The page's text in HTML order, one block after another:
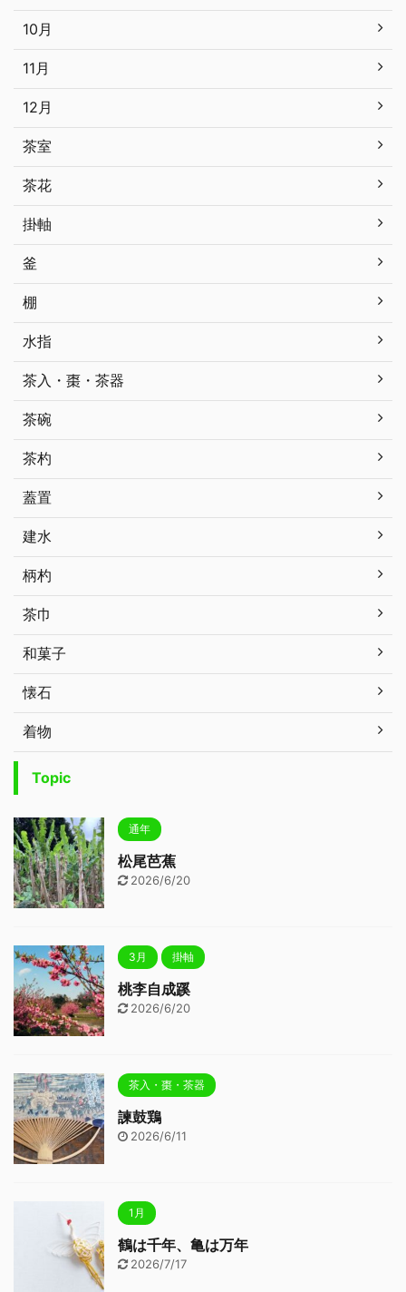
10月
11月
12月
茶室
茶花
掛軸
釜
棚
水指
茶入・棗・茶器
茶碗
茶杓
蓋置
建水
柄杓
茶巾
和菓子
懐石
着物
Topic
通年
松尾芭蕉
2026/6/20
3月 掛軸
桃李自成蹊
2026/6/20
茶入・棗・茶器
諫鼓鶏
2026/6/11
1月
鶴は千年、亀は万年
2026/7/17